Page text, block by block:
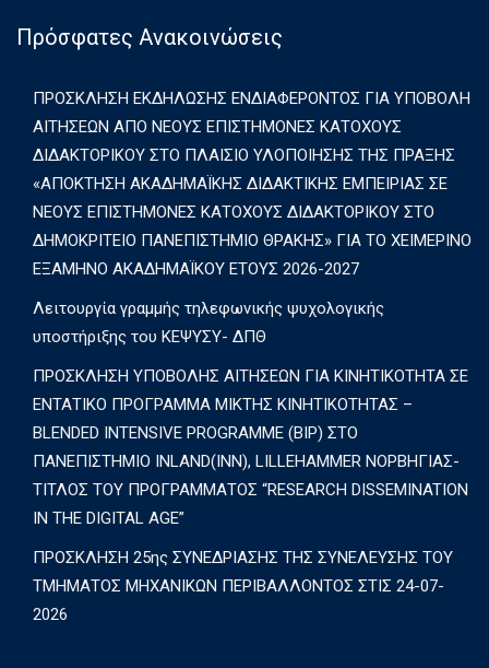
Πρόσφατες Ανακοινώσεις
ΠΡΟΣΚΛΗΣΗ ΕΚΔΗΛΩΣΗΣ ΕΝΔΙΑΦΕΡΟΝΤΟΣ ΓΙΑ ΥΠΟΒΟΛΗ
ΑΙΤΗΣΕΩΝ ΑΠΟ ΝΕΟΥΣ ΕΠΙΣΤΗΜΟΝΕΣ ΚΑΤΟΧΟΥΣ
ΔΙΔΑΚΤΟΡΙΚΟΥ ΣΤΟ ΠΛΑΙΣΙΟ ΥΛΟΠΟΙΗΣΗΣ ΤΗΣ ΠΡΑΞΗΣ
«ΑΠΟΚΤΗΣΗ ΑΚΑΔΗΜΑΪΚΗΣ ΔΙΔΑΚΤΙΚΗΣ ΕΜΠΕΙΡΙΑΣ ΣΕ
ΝΕΟΥΣ ΕΠΙΣΤΗΜΟΝΕΣ ΚΑΤΟΧΟΥΣ ΔΙΔΑΚΤΟΡΙΚΟΥ ΣΤΟ
ΔΗΜΟΚΡΙΤΕΙΟ ΠΑΝΕΠΙΣΤΗΜΙΟ ΘΡΑΚΗΣ» ΓΙΑ ΤΟ ΧΕΙΜΕΡΙΝΟ
ΕΞΑΜΗΝΟ ΑΚΑΔΗΜΑΪΚΟΥ ΕΤΟΥΣ 2026-2027
Λειτουργία γραμμής τηλεφωνικής ψυχολογικής
υποστήριξης του ΚΕΨΥΣΥ- ΔΠΘ
ΠΡΟΣΚΛΗΣΗ ΥΠΟΒΟΛΗΣ ΑΙΤΗΣΕΩΝ ΓΙΑ ΚΙΝΗΤΙΚΟΤΗΤΑ ΣΕ
ΕΝΤΑΤΙΚΟ ΠΡΟΓΡΑΜΜΑ ΜΙΚΤΗΣ ΚΙΝΗΤΙΚΟΤΗΤΑΣ –
BLENDED INTENSIVE PROGRAMME (BIP) ΣΤΟ
ΠΑΝΕΠΙΣΤΗΜΙΟ INLAND(INN), LILLEHAMMER ΝΟΡΒΗΓΙΑΣ-
ΤΙΤΛΟΣ ΤΟΥ ΠΡΟΓΡΑΜΜΑΤΟΣ “RESEARCH DISSEMINATION
IN THE DIGITAL AGE”
ΠΡΟΣΚΛΗΣΗ 25ης ΣΥΝΕΔΡΙΑΣΗΣ ΤΗΣ ΣΥΝΕΛΕΥΣΗΣ ΤΟΥ
ΤΜΗΜΑΤΟΣ ΜΗΧΑΝΙΚΩΝ ΠΕΡΙΒΑΛΛΟΝΤΟΣ ΣΤΙΣ 24-07-
2026